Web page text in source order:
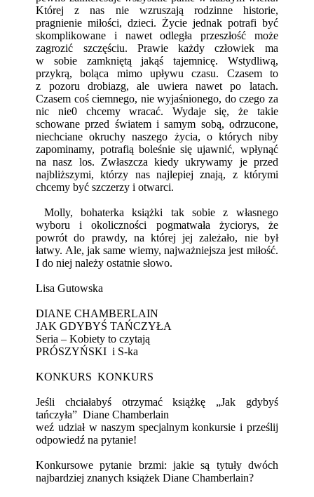
Której z nas nie wzruszają rodzinne historie,
pragnienie miłości, dzieci. Życie jednak potrafi być
skomplikowane i nawet odległa przeszłość może
zagrozić szczęściu. Prawie każdy człowiek ma
w sobie zamkniętą jakąś tajemnicę. Wstydliwą,
przykrą, boląca mimo upływu czasu. Czasem to
z pozoru drobiazg, ale uwiera nawet po latach.
Czasem coś ciemnego, nie wyjaśnionego, do czego za
nic nie0 chcemy wracać. Wydaje się, że takie
schowane przed światem i samym sobą, odrzucone,
niechciane okruchy naszego życia, o których niby
zapominamy, potrafią boleśnie się ujawnić, wpłynąć
na nasz los. Zwłaszcza kiedy ukrywamy je przed
najbliższymi, którzy nas najlepiej znają, z którymi
chcemy być szczerzy i otwarci.
Molly, bohaterka książki tak sobie z własnego
wyboru i okoliczności pogmatwała życiorys, że
powrót do prawdy, na której jej zależało, nie był
łatwy. Ale, jak same wiemy, najważniejsza jest miłość.
I do niej należy ostatnie słowo.
Lisa Gutowska
DIANE CHAMBERLAIN
JAK GDYBYŚ TAŃCZYŁA
Seria – Kobiety to czytają
PRÓSZYŃSKI i S-ka
KONKURS KONKURS
Jeśli chciałabyś otrzymać książkę „Jak gdybyś
tańczyła” Diane Chamberlain
weź udział w naszym specjalnym konkursie i prześlij
odpowiedź na pytanie!
Konkursowe pytanie brzmi: jakie są tytuły dwóch
najbardziej znanych książek Diane Chamberlain?